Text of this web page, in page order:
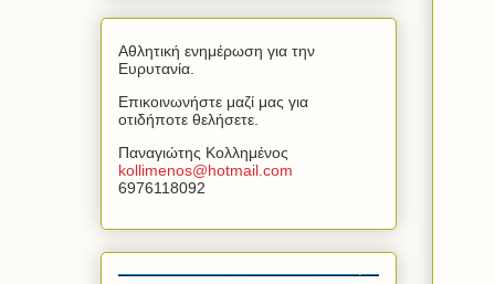
Αθλητική ενημέρωση για την
Ευρυτανία.
Επικοινωνήστε μαζί μας για
οτιδήποτε θελήσετε.
Παναγιώτης Κολλημένος
kollimenos@hotmail com
6976118092